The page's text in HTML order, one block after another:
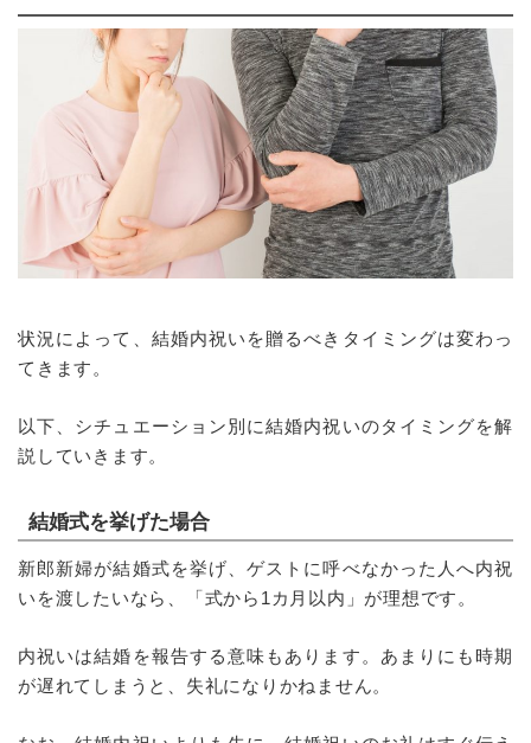
状況によって、結婚内祝いを贈るべきタイミングは変わっ
てきます。
以下、シチュエーション別に結婚内祝いのタイミングを解
説していきます。
結婚式を挙げた場合
新郎新婦が結婚式を挙げ、ゲストに呼べなかった人へ内祝
いを渡したいなら、「式から1カ月以内」が理想です。
内祝いは結婚を報告する意味もあります。あまりにも時期
が遅れてしまうと、失礼になりかねません。